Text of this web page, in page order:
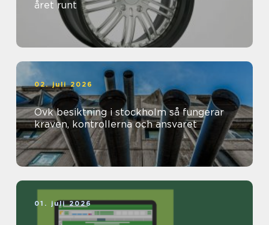
året runt
02. juli 2026
Ovk besiktning i stockholm så fungerar
kraven, kontrollerna och ansvaret
01. juli 2026